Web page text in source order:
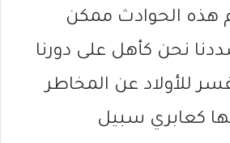
الحوادث ممكن
نحن كأهل على دورنا
للأولاد عن المخاطر
كعابري سبيل